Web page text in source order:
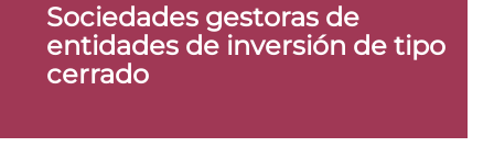
Sociedades gestoras de
entidades de inversión de tipo
cerrado